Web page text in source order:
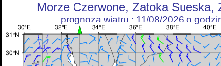
Morze Czerwone, Zatoka Sueska,
prognoza wiatru : 11/08/2026 o